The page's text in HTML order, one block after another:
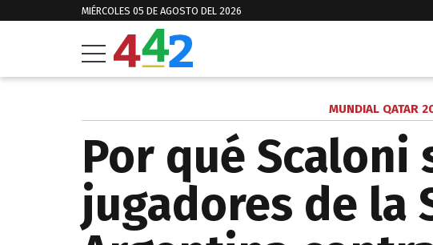
MIÉRCOLES 05 DE AGOSTO DEL 2026
MUNDIAL QATAR
Por qué Scaloni
jugadores de la